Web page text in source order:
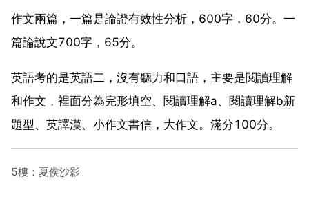
作文兩篇，一篇是論證有效性分析，600字，60分。一
篇論說文700字，65分。
英語考的是英語二，沒有聽力和口語，主要是閱讀理解
和作文，裡面分為完形填空、閱讀理解a、閱讀理解b新
題型、英譯漢、小作文書信，大作文。滿分100分。
5樓：夏侯沙影